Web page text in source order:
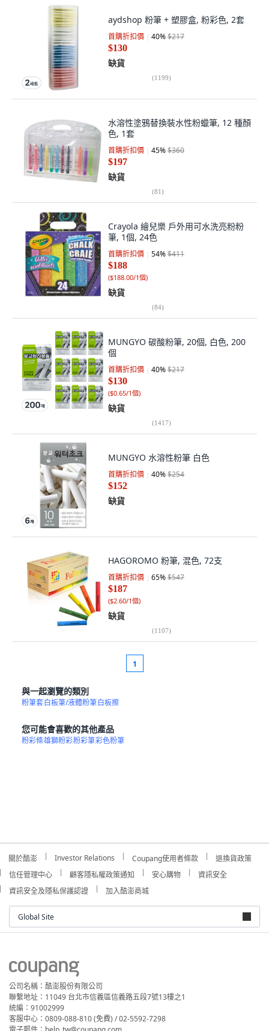
aydshop 粉筆 + 塑膠盒, 粉彩色, 2套
首購折扣價 40%$217
$130
缺貨
(1199)
水溶性塗鴉替換裝水性粉蠟筆, 12 種顏
色, 1套
首購折扣價 45%$360
$197
缺貨
(81)
Crayola 繪兒樂 戶外用可水洗亮粉粉
筆, 1個, 24色
首購折扣價 54%$411
$188
($188.00/1個)
缺貨
(84)
MUNGYO 碳酸粉筆, 20個, 白色, 200
個
首購折扣價 40%$217
$130
($0.65/1個)
缺貨
(1417)
MUNGYO 水溶性粉筆 白色
首購折扣價 40%$254
$152
缺貨
HAGOROMO 粉筆, 混色, 72支
首購折扣價 65%$547
$187
($2.60/1個)
缺貨
(1107)
1
與一起瀏覽的類別
粉筆套白板筆/液體粉筆白板擦
您可能會喜歡的其他產品
粉彩條雄獅粉彩粉彩筆彩色粉筆
關於酷澎 Investor Relations Coupang使用者條款
退換貨政策
信任管理中心
顧客隱私權政策通知 安心購物
資訊安全
資訊安全及隱私保護認證
加入酷澎商城
Global Site
公司名稱：酷澎股份有限公司
聯繫地址：11049 台北市信義區信義路五段7號13樓之1
統編：91002999
客服中心：0809-088-810 (免費) / 02-5592-7298